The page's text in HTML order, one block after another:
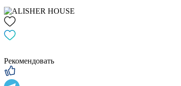
Рекомендовать